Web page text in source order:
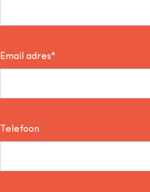
Email adres*
Telefoon